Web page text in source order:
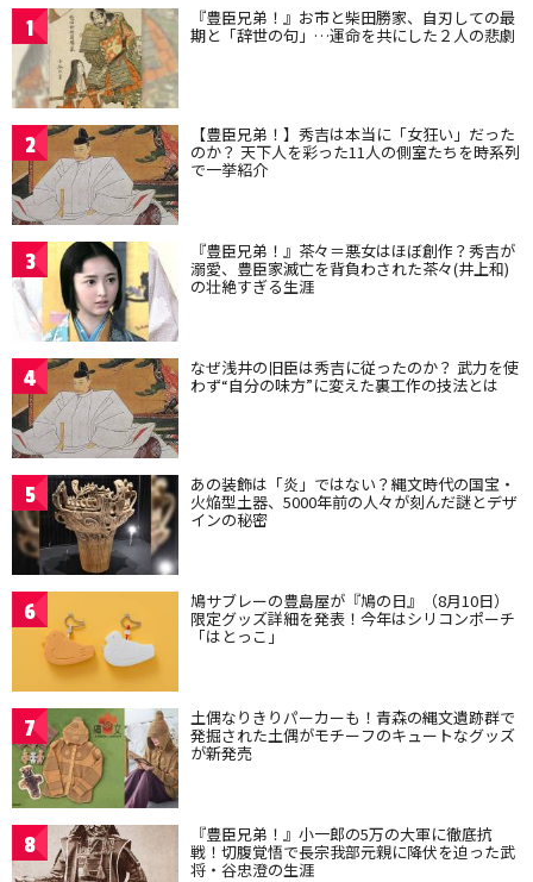
1 『豊臣兄弟！』お市と柴田勝家、自刃しての最
期と「辞世の句」…運命を共にした２人の悲劇
2 【豊臣兄弟！】秀吉は本当に「女狂い」だった
のか？ 天下人を彩った11人の側室たちを時系列
で一挙紹介
3 『豊臣兄弟！』茶々＝悪女はほぼ創作？秀吉が
溺愛、豊臣家滅亡を背負わされた茶々(井上和)
の壮絶すぎる生涯
4 なぜ浅井の旧臣は秀吉に従ったのか？ 武力を使
わず“自分の味方”に変えた裏工作の技法とは
5 あの装飾は「炎」ではない？縄文時代の国宝・
火焔型土器、5000年前の人々が刻んだ謎とデザ
インの秘密
6 鳩サブレーの豊島屋が『鳩の日』（8月10日）
限定グッズ詳細を発表！今年はシリコンポーチ
「はとっこ」
7 土偶なりきりパーカーも！青森の縄文遺跡群で
発掘された土偶がモチーフのキュートなグッズ
が新発売
8 『豊臣兄弟！』小一郎の5万の大軍に徹底抗
戦！切腹覚悟で長宗我部元親に降伏を迫った武
将・谷忠澄の生涯